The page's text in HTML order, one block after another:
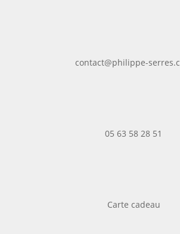
contact@philippe-
05 63 58 28 51
Carte cadeau